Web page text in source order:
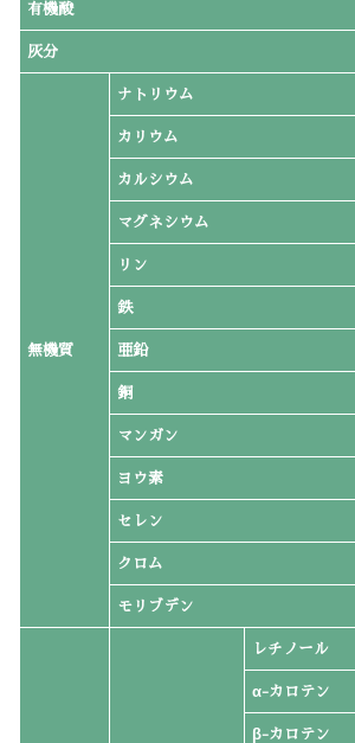
有機酸
灰分
無機質
ナトリウム
カリウム
カルシウム
マグネシウム
リン
鉄
亜鉛
銅
マンガン
ヨウ素
セレン
クロム
モリブデン
レチノール
α-カロテン
β-カロテン